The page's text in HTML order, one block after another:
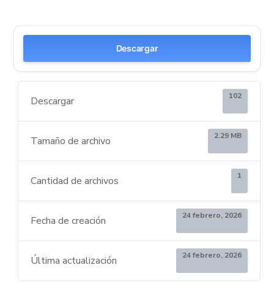
Descargar
Descargar 102
Tamaño de archivo 2.29 MB
Cantidad de archivos 1
Fecha de creación 24 febrero, 2026
Última actualización 24 febrero, 2026